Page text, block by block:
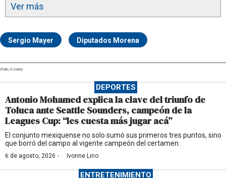
Ver más
Sergio Mayer Diputados Morena
PUBLICIDAD
DEPORTES
Antonio Mohamed explica la clave del triunfo de
Toluca ante Seattle Sounders, campeón de la
Leagues Cup: “les cuesta más jugar acá”
El conjunto mexiquense no solo sumó sus primeros tres puntos, sino
que borró del campo al vigente campeón del certamen.
6 de agosto, 2026 · Ivonne Lino
ENTRETENIMIENTO